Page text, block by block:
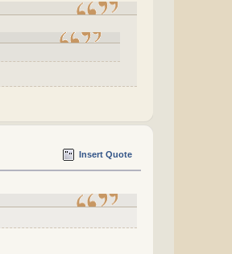
Insert Quote